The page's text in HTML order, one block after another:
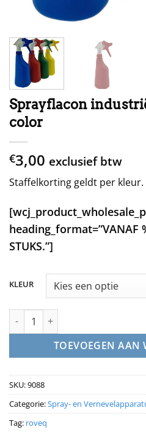
Sprayflacon
color
€3,00 exclusief btw
Staffelkorting geldt per kleur.
heading_format=”VANAF
STUKS.”]
KLEUR
Sprayflacon industriëel 600ml |
TOEVOEGEN AAN
SKU:9088
Categorie:Spray- en
Tag: roveq